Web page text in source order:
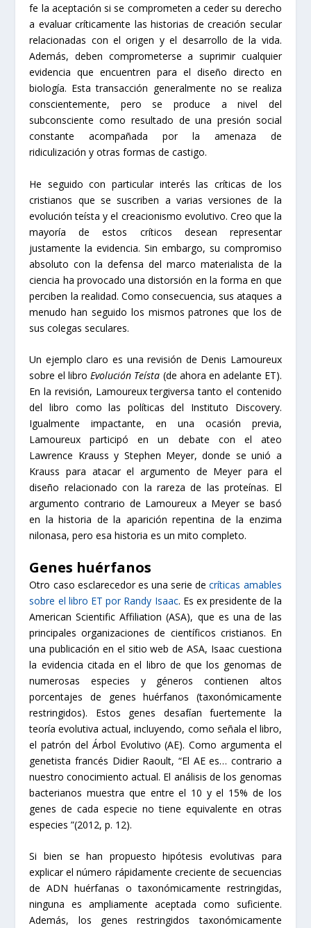
fe la aceptación si se comprometen a ceder su derecho
a evaluar críticamente las historias de creación secular
relacionadas con el origen y el desarrollo de la vida.
Además, deben comprometerse a suprimir cualquier
evidencia que encuentren para el diseño directo en
biología. Esta transacción generalmente no se realiza
conscientemente, pero se produce a nivel del
subconsciente como resultado de una presión social
constante acompañada por la amenaza de
ridiculización y otras formas de castigo.
He seguido con particular interés las críticas de los
cristianos que se suscriben a varias versiones de la
evolución teísta y el creacionismo evolutivo. Creo que la
mayoría de estos críticos desean representar
justamente la evidencia. Sin embargo, su compromiso
absoluto con la defensa del marco materialista de la
ciencia ha provocado una distorsión en la forma en que
perciben la realidad. Como consecuencia, sus ataques a
menudo han seguido los mismos patrones que los de
sus colegas seculares.
Un ejemplo claro es una revisión de Denis Lamoureux
sobre el libroEvolución Teísta (de ahora en adelante ET).
En la revisión, Lamoureux tergiversa tanto el contenido
del libro como las políticas del Instituto Discovery.
Igualmente impactante, en una ocasión previa,
Lamoureux participó en un debate con el ateo
Lawrence Krauss y Stephen Meyer, donde se unió a
Krauss para atacar el argumento de Meyer para el
diseño relacionado con la rareza de las proteínas. El
argumento contrario de Lamoureux a Meyer se basó
en la historia de la aparición repentina de la enzima
nilonasa, pero esa historia es un mito completo.
Genes huérfanos
Otro caso esclarecedor es una serie decríticas amables
sobre el libro ET por Randy Isaac. Es ex presidente de la
American Scientific Affiliation (ASA), que es una de las
principales organizaciones de científicos cristianos. En
una publicación en el sitio web de ASA, Isaac cuestiona
la evidencia citada en el libro de que los genomas de
numerosas especies y géneros contienen altos
porcentajes de genes huérfanos (taxonómicamente
restringidos). Estos genes desafían fuertemente la
teoría evolutiva actual, incluyendo, como señala el libro,
el patrón del Árbol Evolutivo (AE). Como argumenta el
genetista francés Didier Raoult, “El AE es… contrario a
nuestro conocimiento actual. El análisis de los genomas
bacterianos muestra que entre el 10 y el 15% de los
genes de cada especie no tiene equivalente en otras
especies ”(2012, p. 12).
Si bien se han propuesto hipótesis evolutivas para
explicar el número rápidamente creciente de secuencias
de ADN huérfanas o taxonómicamente restringidas,
ninguna es ampliamente aceptada como suficiente.
Además, los genes restringidos taxonómicamente